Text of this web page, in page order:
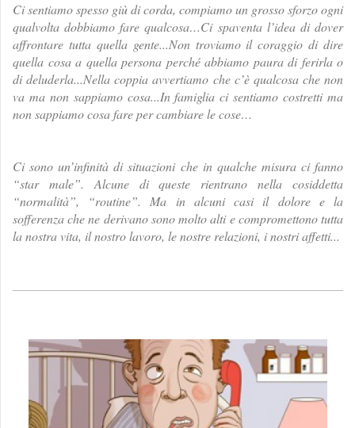
Ci sentiamo spesso giù di corda, compiamo un grosso sforzo ogni
qualvolta dobbiamo fare qualcosa…Ci spaventa l’idea di dover
affrontare tutta quella gente...Non troviamo il coraggio di dire
quella cosa a quella persona perché abbiamo paura di ferirla o
di deluderla...Nella coppia avvertiamo che c’è qualcosa che non
va ma non sappiamo cosa...In famiglia ci sentiamo costretti ma
non sappiamo cosa fare per cambiare le cose…
Ci sono un’infinità di situazioni che in qualche misura ci fanno
“star male”. Alcune di queste rientrano nella cosiddetta
“normalità”, “routine”. Ma in alcuni casi il dolore e la
sofferenza che ne derivano sono molto alti e compromettono tutta
la nostra vita, il nostro lavoro, le nostre relazioni, i nostri affetti...